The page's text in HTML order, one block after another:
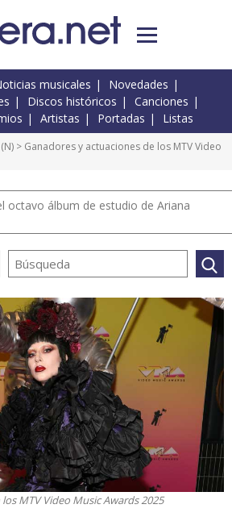
musicales
Novedades
Discos históricos
Canciones
Artistas Portadas Listas
(N) > Ganadores y actuaciones de los MTV Video
octavo álbum de estudio de Ariana
MTV Video Music Awards 2025